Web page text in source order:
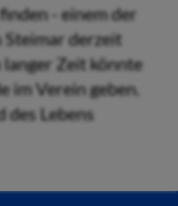
- einem der
Steimar derzeit
Zeit könnte
im Verein geben.
des Lebens